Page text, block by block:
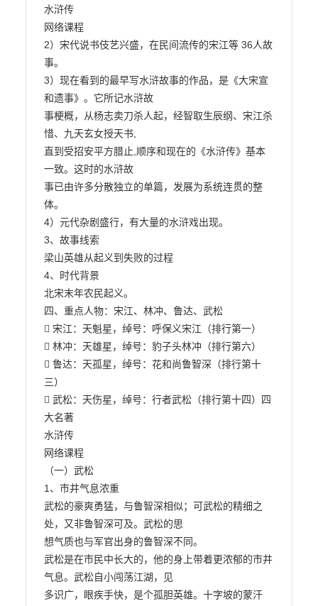
水浒传
网络课程
2）宋代说书伎艺兴盛，在民间流传的宋江等 36人故
事。
3）现在看到的最早写水浒故事的作品，是《大宋宣
和遗事》。它所记水浒故
事梗概，从杨志卖刀杀人起，经智取生辰纲、宋江杀
惜、九天玄女授天书,
直到受招安平方腊止,顺序和现在的《水浒传》基本
一致。这时的水浒故
事已由许多分散独立的单篇，发展为系统连贯的整
体。
4）元代杂剧盛行，有大量的水浒戏出现。
3、故事线索
梁山英雄从起义到失败的过程
4、时代背景
北宋末年农民起义。
四、重点人物：宋江、林冲、鲁达、武松
 宋江：天魁星，绰号：呼保义宋江（排行第一）
 林冲：天雄星，绰号：豹子头林冲（排行第六）
 鲁达：天孤星，绰号：花和尚鲁智深（排行第十
三）
 武松：天伤星，绰号：行者武松（排行第十四）四
大名著
水浒传
网络课程
（一）武松
1、市井气息浓重
武松的豪爽勇猛，与鲁智深相似；可武松的精细之
处，又非鲁智深可及。武松的思
想气质也与军官出身的鲁智深不同。
武松是在市民中长大的，他的身上带着更浓郁的市井
气息。武松自小闯荡江湖，见
多识广，眼疾手快，是个孤胆英雄。十字坡的蒙汗